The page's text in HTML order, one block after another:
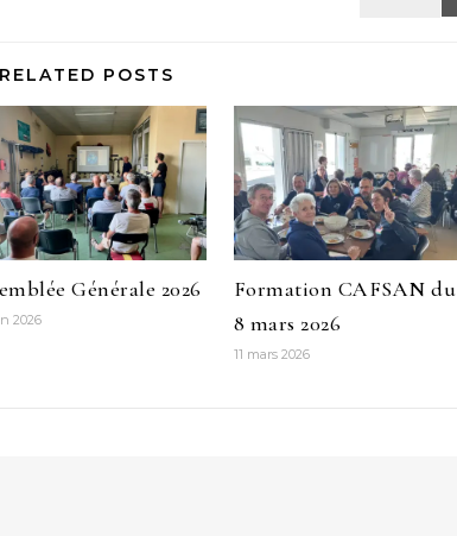
RELATED POSTS
Générale 2026
2026
Formation CAFSAN du
8 mars 2026
11 mars 2026